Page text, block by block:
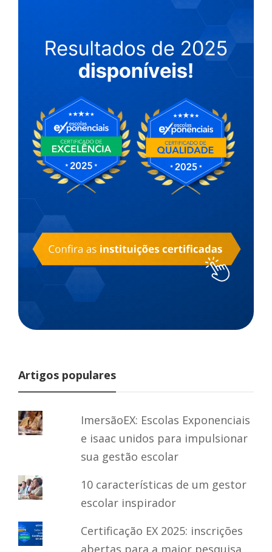
Artigos populares
ImersãoEX: Escolas Exponenciais
e isaac unidos para impulsionar
sua gestão escolar
10 características de um gestor
escolar inspirador
Certificação EX 2025: inscrições
abertas para a maior pesquisa